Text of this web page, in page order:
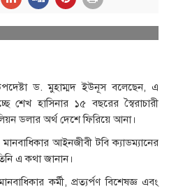
ড. মুহাম্মদ ইউনূস বলেছেন, এ
শেখ হাসিনার ১৫ বছরের স্বৈরাচারী
ডলার অর্থ দেশে ফিরিয়ে আনা।
আইনজীবী টবি ক্যাডম্যানের
এ কথা জানান।
কর্মী, প্রত্যর্পণ বিশেষজ্ঞ এবং